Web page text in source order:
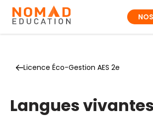
Licence Éco-Gestion AES 2e
Langues